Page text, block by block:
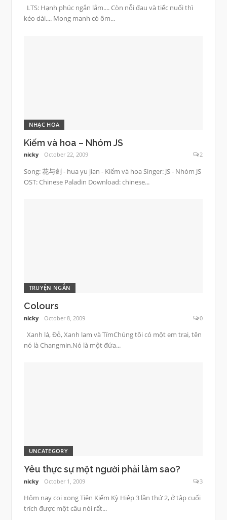
LTS: Hạnh phúc ngắn lắm.... Còn nỗi đau và tiếc nuối thì
kéo dài.... Mong manh có ôm...
NHẠC HOA
Kiếm và hoa – Nhóm JS
nicky October 22, 2009 2
Song: 花与剑 - hua yu jian - Kiếm và hoa Singer: JS - Nhóm JS
OST: Chinese Paladin Download: chinese...
TRUYỆN NGẮN
Colours
nicky October 8, 2009 0
Xanh lá, Đỏ, Xanh lam và TímChúng tôi có một em trai, tên
nó là Changmin.Nó là một đứa...
UNCATEGORY
Yêu thực sự một người phải làm sao?
nicky October 1, 2009 3
Hôm nay coi xong Tiên Kiếm Kỳ Hiệp 3 lần thứ 2, ở tập cuối
trích được một câu nói rất...